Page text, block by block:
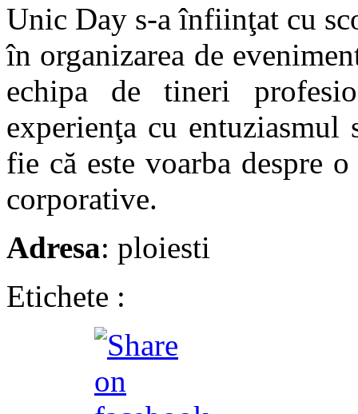
Unic Day s-a înfiinţat cu
în organizarea de
echipa de tineri
experienţa cu
fie că este voarba despre
corporative.
Adresa: ploiesti
Etichete :